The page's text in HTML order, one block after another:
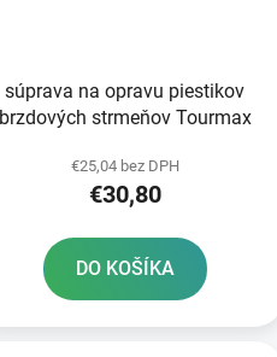
súprava na opravu piestikov
brzdových strmeňov Tourmax
€25,04 bez DPH
€30,80
DO KOŠÍKA